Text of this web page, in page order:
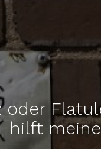
oder
hilft